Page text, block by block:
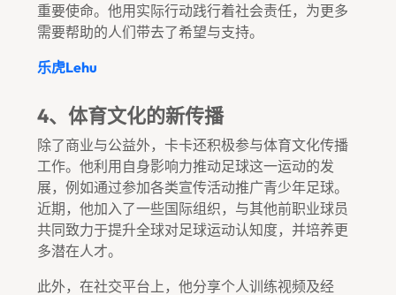
重要使命。他用实际行动践行着社会责任，为更多
需要帮助的人们带去了希望与支持。
乐虎lehu
4、体育文化的新传播
除了商业与公益外，卡卡还积极参与体育文化传播
工作。他利用自身影响力推动足球这一运动的发
展，例如通过参加各类宣传活动推广青少年足球。
近期，他加入了一些国际组织，与其他前职业球员
共同致力于提升全球对足球运动认知度，并培养更
多潜在人才。
此外，在社交平台上，他分享个人训练视频及经